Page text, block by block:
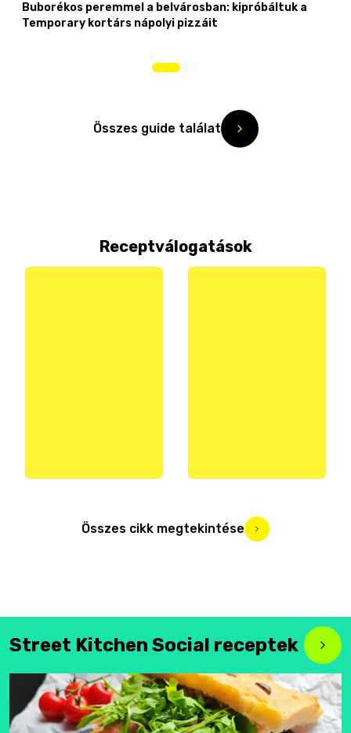
Buborékos peremmel a belvárosban: kipróbáltuk a
Temporary kortárs nápolyi pizzáit
Összes guide találat
Receptválogatások
Összes cikk megtekintése
Street Kitchen Social receptek